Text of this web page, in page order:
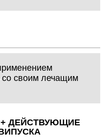
со своим лечащим
+ ДЕЙСТВУЮЩИЕ